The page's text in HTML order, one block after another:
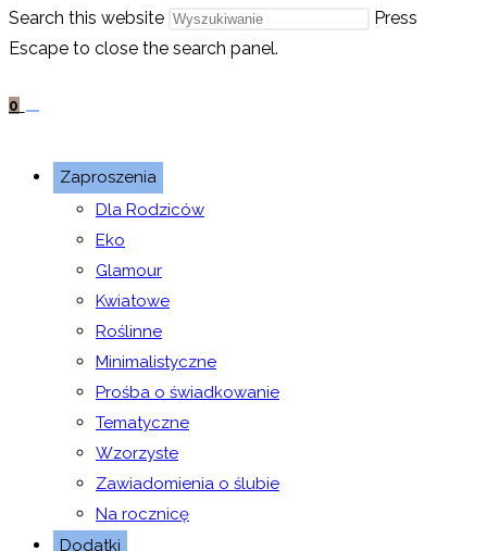
Search this website
Press
Escape to close the search panel.
0
Zaproszenia
Dla Rodziców
Eko
Glamour
Kwiatowe
Roślinne
Minimalistyczne
Prośba o świadkowanie
Tematyczne
Wzorzyste
Zawiadomienia o ślubie
Na rocznicę
Dodatki